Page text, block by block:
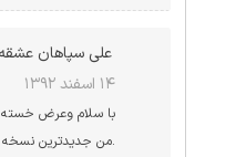
علی سپاهان عشقه
۱۴ اسفند ۱۳۹۲
با سلام وعرض